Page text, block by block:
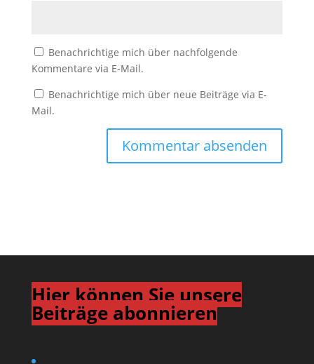
Benachrichtige mich über nachfolgende
Kommentare via E-Mail.
Benachrichtige mich über neue Beiträge via E-
Mail.
Hier können Sie unsere
Beiträge abonnieren